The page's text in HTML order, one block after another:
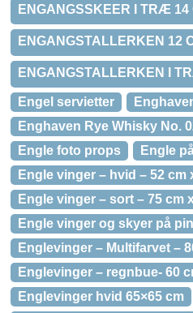
ENGANGSSKEER I TRÆ 14
ENGANGSTALLERKEN 12
ENGANGSTALLERKEN I
Engel servietter
Enghaven Rye Whisky No.
Engle foto props
Engle
Engle vinger – hvid – 52 cm
Engle vinger – sort – 75 cm
Engle vinger og skyer på
Englevinger – Multifarvet –
Englevinger – regnbue- 60
Englevinger hvid 65×65 cm